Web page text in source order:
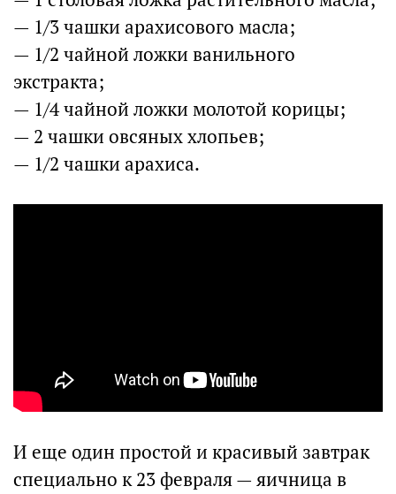
— 1/3 чашки арахисового масла;
— 1/2 чайной ложки ванильного
экстракта;
— 1/4 чайной ложки молотой корицы;
— 2 чашки овсяных хлопьев;
— 1/2 чашки арахиса.
И еще один простой и красивый завтрак
специально к 23 февраля — яичница в